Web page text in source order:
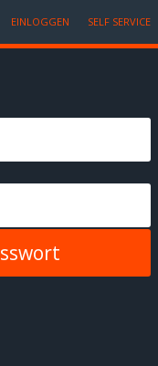
EINLOGGEN SELF SERVICE